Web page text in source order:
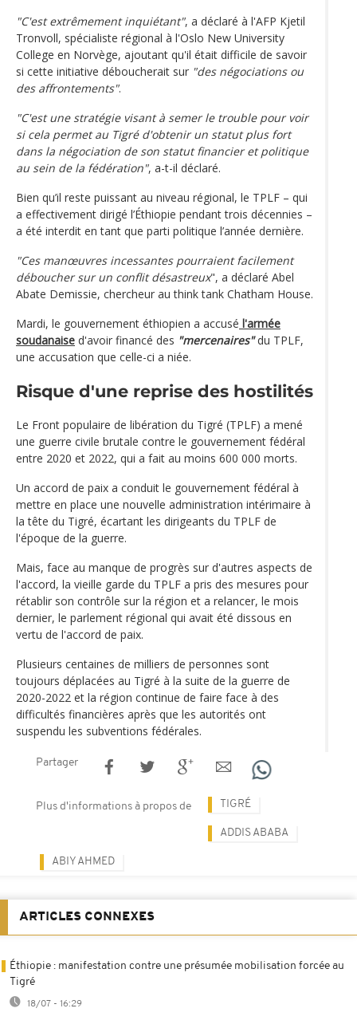
"C'est extrêmement inquiétant", a déclaré à l'AFP Kjetil
Tronvoll, spécialiste régional à l'Oslo New University
College en Norvège, ajoutant qu'il était difficile de savoir
si cette initiative déboucherait sur "des négociations ou
des affrontements".
"C'est une stratégie visant à semer le trouble pour voir
si cela permet au Tigré d'obtenir un statut plus fort
dans la négociation de son statut financier et politique
au sein de la fédération", a-t-il déclaré.
Bien qu’il reste puissant au niveau régional, le TPLF – qui
a effectivement dirigé l’Éthiopie pendant trois décennies –
a été interdit en tant que parti politique l’année dernière.
"Ces manœuvres incessantes pourraient facilement
déboucher sur un conflit désastreux", a déclaré Abel
Abate Demissie, chercheur au think tank Chatham House.
Mardi, le gouvernement éthiopien a accusé l'armée
soudanaise d'avoir financé des "mercenaires"du TPLF,
une accusation que celle-ci a niée.
Risque d'une reprise des hostilités
Le Front populaire de libération du Tigré (TPLF) a mené
une guerre civile brutale contre le gouvernement fédéral
entre 2020 et 2022, qui a fait au moins 600 000 morts.
Un accord de paix a conduit le gouvernement fédéral à
mettre en place une nouvelle administration intérimaire à
la tête du Tigré, écartant les dirigeants du TPLF de
l'époque de la guerre.
Mais, face au manque de progrès sur d'autres aspects de
l'accord, la vieille garde du TPLF a pris des mesures pour
rétablir son contrôle sur la région et a relancer, le mois
dernier, le parlement régional qui avait été dissous en
vertu de l'accord de paix.
Plusieurs centaines de milliers de personnes sont
toujours déplacées au Tigré à la suite de la guerre de
2020-2022 et la région continue de faire face à des
difficultés financières après que les autorités ont
suspendu les subventions fédérales.
Partager
Plus d'informations à propos de TIGRÉ
ADDIS ABABA
ABIY AHMED
ARTICLES CONNEXES
Éthiopie : manifestation contre une présumée mobilisation forcée au
Tigré
18/07 - 16:29